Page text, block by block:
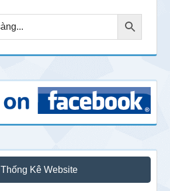
Thống Kê Website